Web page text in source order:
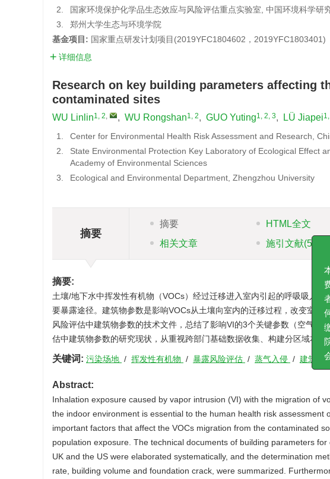
2.
国家环境保护化学品生态效应与风险评估重点实验室, 中国环境科学研
3.
郑州大学生态与环境学院
基金项目: 国家重点研发计划项目(2019YFC1804602，2019YFC1803401)
详细信息
Research on key building parameters affecting
contaminated sites
WU Linlin1, 2, , WU Rongshan1, 2, GUO Yuting1, 2, 3, LÜ Jiapei
1.
Center for Environmental Health Risk Assessment and Research,
2.
State Environmental Protection Key Laboratory of Ecological Effect
Academy of Environmental Sciences
3.
Ecological and Environmental Department, Zhengzhou University
摘要
摘要 HTML全文
相关文章
施引文献(5)
摘要:
土壤/地下水中挥发性有机物（VOCs）经过迁移进入室内引起的呼吸吸入
要暴露途径。建筑物参数是影响VOCs从土壤向室内的迁移过程，改变室
风险评估中建筑物参数的技术文件，总结了影响VI的3个关键参数（空气
估中建筑物参数的研究现状，从重视跨部门基础数据收集、构建分区域本
关键词: 污染场地 / 挥发性有机物 / 暴露风险评估 / 蒸气入侵 / 建筑物
Abstract:
Inhalation exposure caused by vapor intrusion (VI) with the migration of
the indoor environment is essential to the human health risk
important factors that affect the VOCs migration from the contaminated
population exposure. The technical documents of building parameters
UK and the US were elaborated systematically, and the determination
rate, building volume and foundation crack, were summarized.